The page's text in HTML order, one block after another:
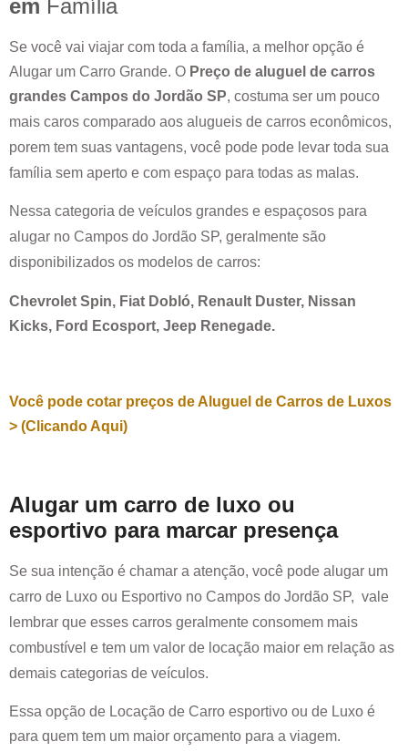
em Família
Se você vai viajar com toda a família, a melhor opção é
Alugar um Carro Grande. O Preço de aluguel de carros
grandes Campos do Jordão SP, costuma ser um pouco
mais caros comparado aos alugueis de carros econômicos,
porem tem suas vantagens, você pode pode levar toda sua
família sem aperto e com espaço para todas as malas.
Nessa categoria de veículos grandes e espaçosos para
alugar no Campos do Jordão SP, geralmente são
disponibilizados os modelos de carros:
Chevrolet Spin, Fiat Dobló, Renault Duster, Nissan
Kicks, Ford Ecosport, Jeep Renegade.
Você pode cotar preços de Aluguel de Carros de Luxos
> (Clicando Aqui)
Alugar um carro de luxo ou
esportivo para marcar presença
Se sua intenção é chamar a atenção, você pode alugar um
carro de Luxo ou Esportivo no Campos do Jordão SP, vale
lembrar que esses carros geralmente consomem mais
combustível e tem um valor de locação maior em relação as
demais categorias de veículos.
Essa opção de Locação de Carro esportivo ou de Luxo é
para quem tem um maior orçamento para a viagem.